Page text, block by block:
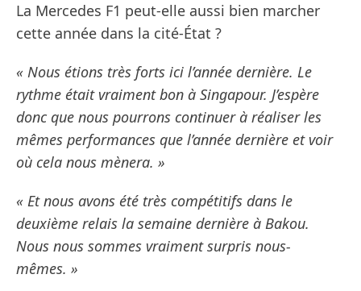
La Mercedes F1 peut-elle aussi bien marcher
cette année dans la cité-État ?
« Nous étions très forts ici l’année dernière. Le
rythme était vraiment bon à Singapour. J’espère
donc que nous pourrons continuer à réaliser les
mêmes performances que l’année dernière et voir
où cela nous mènera. »
« Et nous avons été très compétitifs dans le
deuxième relais la semaine dernière à Bakou.
Nous nous sommes vraiment surpris nous-
mêmes. »